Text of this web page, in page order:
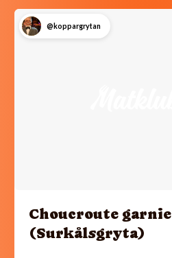
@koppargrytan
Choucroute garnie
(Surkålsgryta)